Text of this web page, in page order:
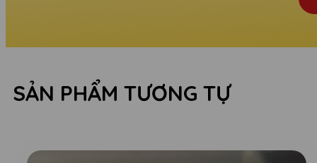
SẢN PHẨM TƯƠNG TỰ